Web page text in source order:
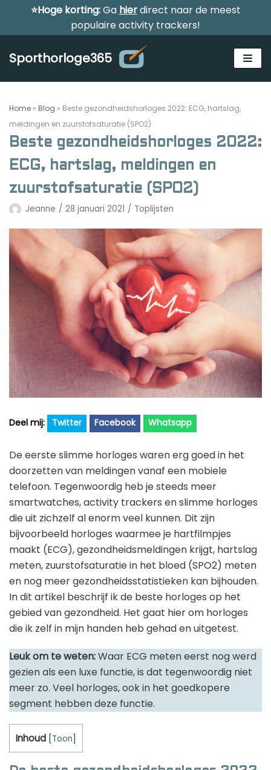
Meteen
inhoud
⭐Hoge korting:Ga hierdirect naar de meest
populaire activity trackers!
Sporthorloge365
Alle sporthorloges
Activity tracker
Smartwatches
Horloge voor kinderen
Gezondheidshorloge
Golfhorloge
Accessoires
Reviews
Amazfit
Apple
Huawei
Samsung
Suunto
Withings
Xiaomi
Persbericht
Training
Contact
Home » Blog » Beste gezondheidshorloges 2022: ECG, hartslag,
meldingen en zuurstofsaturatie (SPO2)
Beste gezondheidshorloges 2022:
ECG, hartslag, meldingen en
zuurstofsaturatie (SPO2)
Jeanne 28 januari 2021 Toplijsten
Twitter Facebook Whatsapp
De eerste slimme horloges waren erg goed in het
doorzetten van meldingen vanaf een mobiele
telefoon. Tegenwoordig heb je steeds meer
smartwatches, activity trackers en slimme horloges
die uit zichzelf al enorm veel kunnen. Dit zijn
bijvoorbeeld horloges waarmee je hartfilmpjes
maakt (ECG), gezondheidsmeldingen krijgt, hartslag
meten, zuurstofsaturatie in het bloed (SPO2) meten
en nog meer gezondheidsstatistieken kan bijhouden.
In dit artikel beschrijf ik de beste horloges op het
gebied van gezondheid. Het gaat hier om horloges
die ik zelf in mijn handen heb gehad en uitgetest.
Leuk om te weten:Waar ECG meten eerst nog werd
gezien als een luxe functie, is dat tegenwoordig niet
meer zo. Veel horloges, ook in het goedkopere
segment hebben deze functie.
Inhoud [Toon]